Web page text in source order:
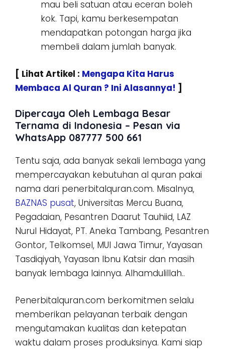
mau beli satuan atau eceran boleh
kok. Tapi, kamu berkesempatan
mendapatkan potongan harga jika
membeli dalam jumlah banyak.
[ Lihat Artikel : Mengapa Kita Harus
Membaca Al Quran ? Ini Alasannya! ]
Dipercaya Oleh Lembaga Besar
Ternama di Indonesia – Pesan via
WhatsApp 087777 500 661
Tentu saja, ada banyak sekali lembaga yang
mempercayakan kebutuhan al quran pakai
nama dari penerbitalquran.com. Misalnya,
BAZNAS pusat, Universitas Mercu Buana,
Pegadaian, Pesantren Daarut Tauhiid, LAZ
Nurul Hidayat, PT. Aneka Tambang, Pesantren
Gontor, Telkomsel, MUI Jawa Timur, Yayasan
Tasdiqiyah, Yayasan Ibnu Katsir dan masih
banyak lembaga lainnya. Alhamdulillah..
Penerbitalquran.com berkomitmen selalu
memberikan pelayanan terbaik dengan
mengutamakan kualitas dan ketepatan
waktu dalam proses produksinya. Kami siap